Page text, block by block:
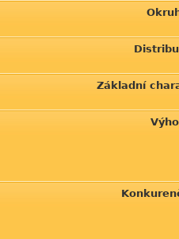
Základní